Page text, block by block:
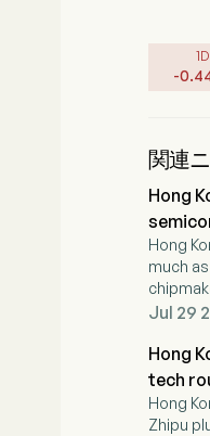
1D
-
関連
Hong
Hong
much
Jul 29
Hong
tech
Hong
Zhipu